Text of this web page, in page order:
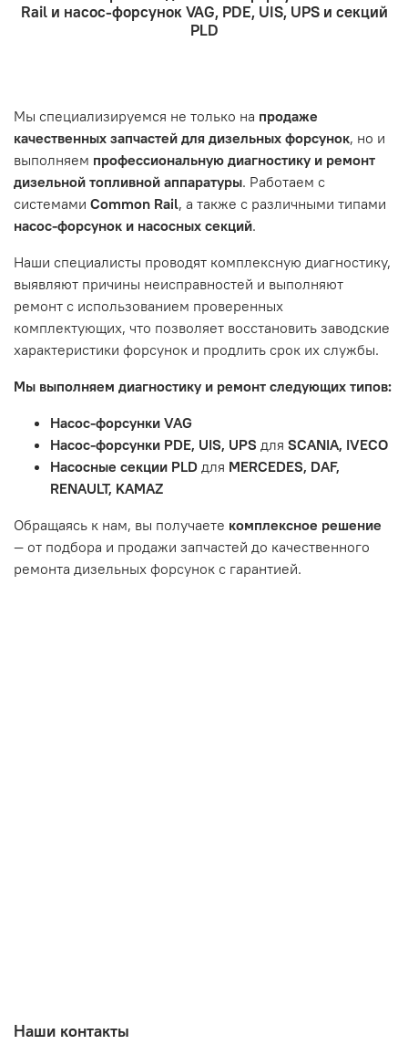
Проверьте правильность ввода информации: позиции
- Отправка по России и СНГ транспортной компанией,
находится в хорошем состоянии и что вы, как клиент,
знакомы с основными правилами обслуживания и
неисправности, вызванные нарушением правил
обслуживания или эксплуатации автомобиля. Если у вас
возникнут проблемы с отремонтированной системой,
мы обязательно разберемся в ситуации и предложим
решение. Однако если проблема вызвана одним из
перечисленных выше факторов, мы не сможем
Гарантия не распространяется на следующие случаи:
Истек гарантийный срок.
Товар является расходным материалом, который
тормозные колодки, диски сцепления, свечи зажигания
Неисправности вызваны ДТП, неправильной установкой
или чрезмерным износом.
Неисправность топливной системы или системы
впуска/выпуска.
Rail и насос-форсунок VAG, PDE, UIS, UPS и секций
PLD
Мы специализируемся не только на продаже
качественных запчастей для дизельных форсунок, но и
выполняем профессиональную диагностику и ремонт
дизельной топливной аппаратуры. Работаем с
системами Common Rail, а также с различными типами
насос-форсунок и насосных секций.
Наши специалисты проводят комплексную диагностику,
выявляют причины неисправностей и выполняют
ремонт с использованием проверенных
комплектующих, что позволяет восстановить заводские
характеристики форсунок и продлить срок их службы.
Мы выполняем диагностику и ремонт следующих типов:
Насос-форсунки VAG
Насос-форсунки PDE, UIS, UPS для SCANIA, IVECO
Насосные секции PLD для MERCEDES, DAF,
RENAULT, KAMAZ
Обращаясь к нам, вы получаете комплексное решение
— от подбора и продажи запчастей до качественного
ремонта дизельных форсунок с гарантией.
Наши контакты